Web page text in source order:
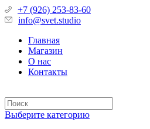
+7 (926) 253-83-60
info@svet.studio
Главная
Магазин
О нас
Контакты
Выберите категорию